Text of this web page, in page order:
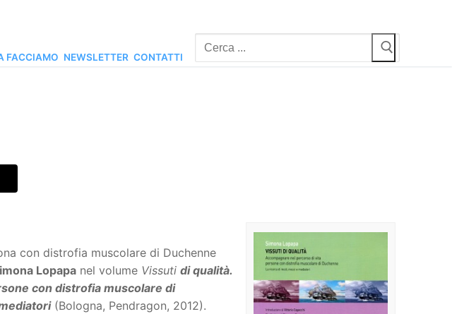
FACCIAMO NEWSLETTER CONTATTI
Cerca:
con distrofia muscolare di Duchenne
Lopapa nel volume Vissuti di qualità.
con distrofia muscolare di
(Bologna, Pendragon, 2012).